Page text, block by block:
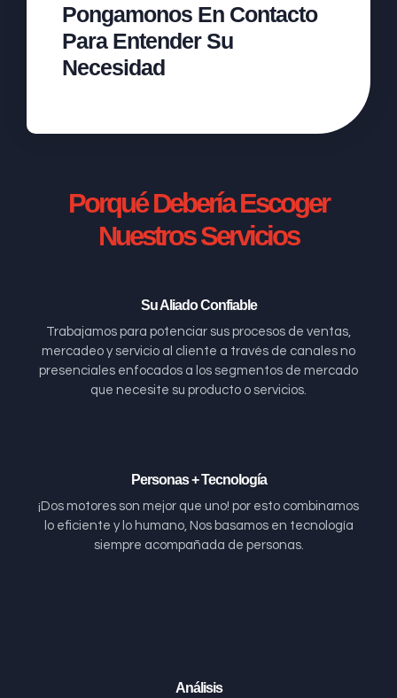
Pongamonos En Contacto
Para Entender Su
Necesidad
Porqué Debería Escoger
Nuestros Servicios
Su Aliado Confiable
Trabajamos para potenciar sus procesos de ventas,
mercadeo y servicio al cliente a través de canales no
presenciales enfocados a los segmentos de mercado
que necesite su producto o servicios.
Personas + Tecnología
¡Dos motores son mejor que uno! por esto combinamos
lo eficiente y lo humano, Nos basamos en tecnología
siempre acompañada de personas.
Análisis